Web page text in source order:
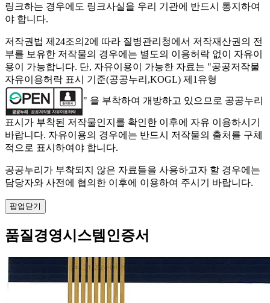
링크하는 경우에도 링크사실을 우리 기관에 반드시 통지하여
야 합니다.
저작권법 제24조의2에 따라 질병관리청에서 저작재산권의 전
부를 보유한 저작물의 경우에는 별도의 이용허락 없이 자유이
용이 가능합니다. 단, 자유이용이 가능한 자료는 "공공저작물
자유이용허락 표시 기준(공공누리,KOGL) 제1유형
" 을 부착하여 개방하고 있으므로 공공누리
표시가 부착된 저작물인지를 확인한 이후에 자유 이용하시기
바랍니다. 자유이용의 경우에는 반드시 저작물의 출처를 구체
적으로 표시하여야 합니다.
공공누리가 부착되지 않은 자료들을 사용하고자 할 경우에는
담당자와 사전에 협의한 이후에 이용하여 주시기 바랍니다.
팝업닫기
품질경영시스템인증서